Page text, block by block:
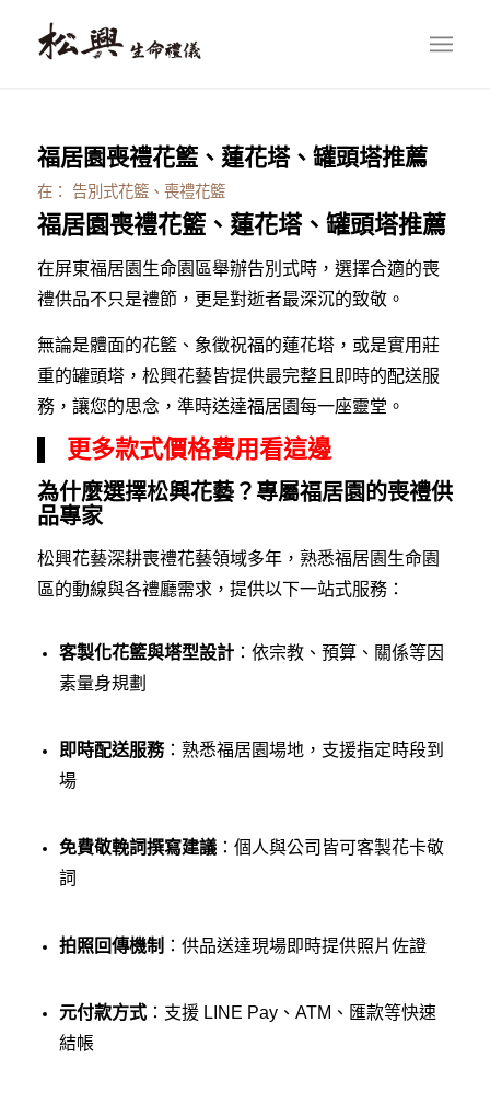
福居園喪禮花籃、蓮花塔、罐頭塔推薦
在： 告別式花籃、喪禮花籃
福居園喪禮花籃、蓮花塔、罐頭塔推薦
在屏東福居園生命園區舉辦告別式時，選擇合適的喪
禮供品不只是禮節，更是對逝者最深沉的致敬。
無論是體面的花籃、象徵祝福的蓮花塔，或是實用莊
重的罐頭塔，松興花藝皆提供最完整且即時的配送服
務，讓您的思念，準時送達福居園每一座靈堂。
更多款式價格費用看這邊
為什麼選擇松興花藝？專屬福居園的喪禮供
品專家
松興花藝深耕喪禮花藝領域多年，熟悉福居園生命園
區的動線與各禮廳需求，提供以下一站式服務：
客製化花籃與塔型設計：依宗教、預算、關係等因
素量身規劃
即時配送服務：熟悉福居園場地，支援指定時段到
場
免費敬輓詞撰寫建議：個人與公司皆可客製花卡敬
詞
拍照回傳機制 ：供品送達現場即時提供照片佐證
元付款方式：支援 LINE Pay、ATM、匯款等快速
結帳